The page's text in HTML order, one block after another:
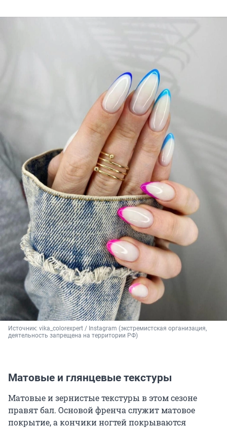
Источник: vika_colorexpert / Instagram (экстремистская организация,
деятельность запрещена на территории РФ)
Матовые и глянцевые текстуры
Матовые и зернистые текстуры в этом сезоне
правят бал. Основой френча служит матовое
покрытие, а кончики ногтей покрываются